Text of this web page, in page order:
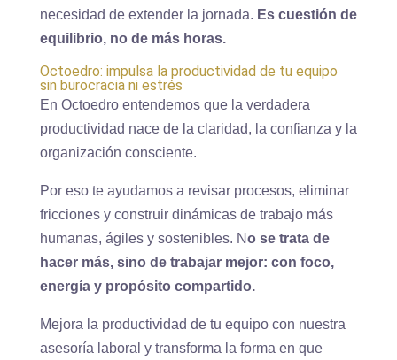
necesidad de extender la jornada. Es cuestión de
equilibrio, no de más horas.
Octoedro: impulsa la productividad de tu equipo
sin burocracia ni estrés
En Octoedro entendemos que la verdadera
productividad nace de la claridad, la confianza y la
organización consciente.
Por eso te ayudamos a revisar procesos, eliminar
fricciones y construir dinámicas de trabajo más
humanas, ágiles y sostenibles. No se trata de
hacer más, sino de trabajar mejor: con foco,
energía y propósito compartido.
Mejora la productividad de tu equipo con nuestra
asesoría laboral y transforma la forma en que